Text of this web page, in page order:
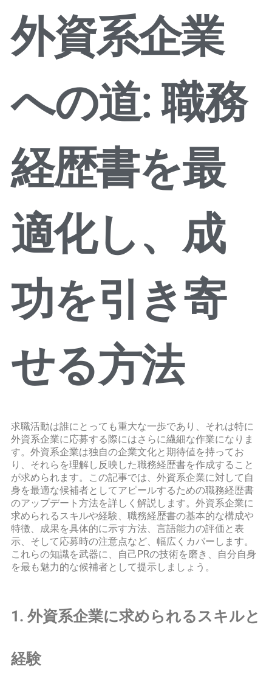
外資系企業
への道: 職務
経歴書を最
適化し、成
功を引き寄
せる方法
求職活動は誰にとっても重大な一歩であり、それは特に
外資系企業に応募する際にはさらに繊細な作業になりま
す。外資系企業は独自の企業文化と期待値を持ってお
り、それらを理解し反映した職務経歴書を作成すること
が求められます。この記事では、外資系企業に対して自
身を最適な候補者としてアピールするための職務経歴書
のアップデート方法を詳しく解説します。外資系企業に
求められるスキルや経験、職務経歴書の基本的な構成や
特徴、成果を具体的に示す方法、言語能力の評価と表
示、そして応募時の注意点など、幅広くカバーします。
これらの知識を武器に、自己PRの技術を磨き、自分自身
を最も魅力的な候補者として提示しましょう。
1. 外資系企業に求められるスキルと
経験